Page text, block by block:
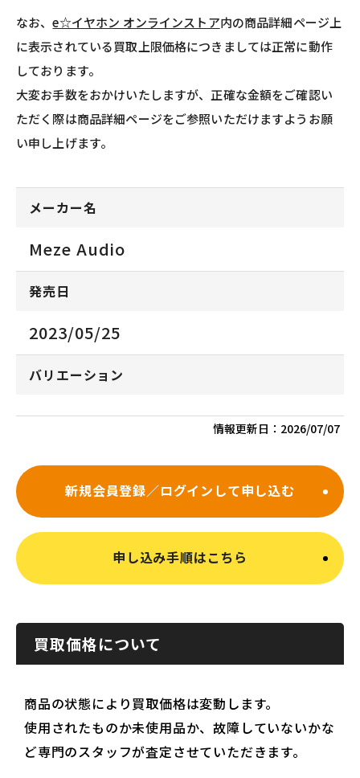
なお、e☆イヤホン オンラインストア内の商品詳細ページ上
に表示されている買取上限価格につきましては正常に動作
しております。
大変お手数をおかけいたしますが、正確な金額をご確認い
ただく際は商品詳細ページをご参照いただけますようお願
い申し上げます。
メーカー名
Meze Audio
発売日
2023/05/25
バリエーション
情報更新日： 2026/07/07
新規会員登録／ログインして申し込む
申し込み手順はこちら
買取価格について
商品の状態により買取価格は変動します。
使用されたものか未使用品か、故障していないかな
ど専門のスタッフが査定させていただきます。